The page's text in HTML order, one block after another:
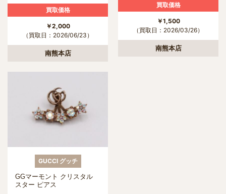
買取価格
￥2,000
（買取日：2026/06/23）
南熊本店
買取価格
￥1,500
（買取日：2026/03/26）
南熊本店
GUCCI グッチ
GGマーモント クリスタル
スター ピアス